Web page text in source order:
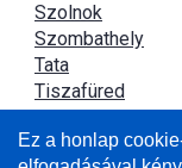
Szolnok
Szombathely
Tata
Tiszafüred
Újszász
Ez a honlap